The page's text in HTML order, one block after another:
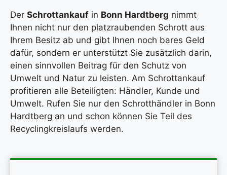
Der Schrottankauf in Bonn Hardtberg nimmt
Ihnen nicht nur den platzraubenden Schrott aus
Ihrem Besitz ab und gibt Ihnen noch bares Geld
dafür, sondern er unterstützt Sie zusätzlich darin,
einen sinnvollen Beitrag für den Schutz von
Umwelt und Natur zu leisten. Am Schrottankauf
profitieren alle Beteiligten: Händler, Kunde und
Umwelt. Rufen Sie nur den Schrotthändler in Bonn
Hardtberg an und schon können Sie Teil des
Recyclingkreislaufs werden.